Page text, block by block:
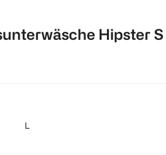
Hipster S
L